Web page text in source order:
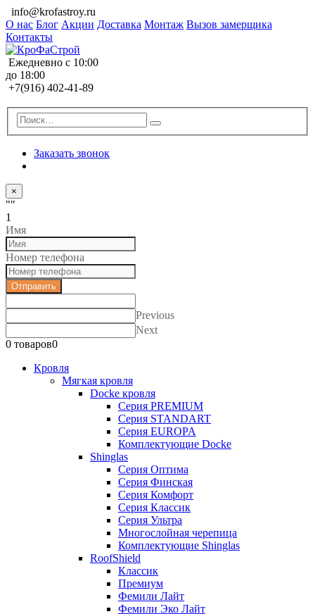
info@krofastroy.ru
О нас Блог Акции Доставка Монтаж Вызов замерщика
Контакты
Ежедневно с 10:00
до 18:00
+7(916) 402-41-89
Заказать звонок
×
""
1
Имя
Номер телефона
Отправить
Previous
Next
0 товаров0
Кровля
Мягкая кровля
Docke кровля
Серия PREMIUM
Серия STANDART
Серия EUROPA
Комплектующие Docke
Shinglas
Серия Оптима
Серия Финская
Серия Комфорт
Серия Классик
Серия Ультра
Многослойная черепица
Комплектующие Shinglas
RoofShield
Классик
Премиум
Фемили Лайт
Фемили Эко Лайт